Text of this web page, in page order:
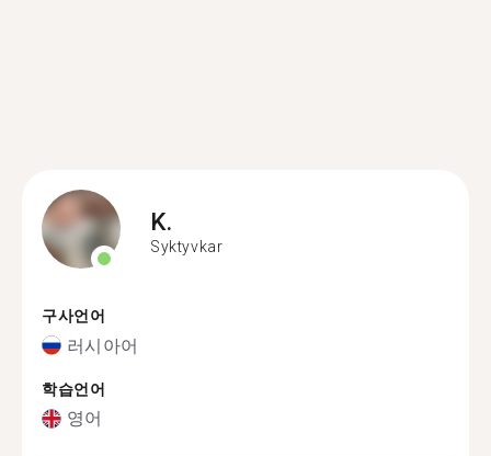
K.
Syktyvkar
구사언어
러시아어
학습언어
영어